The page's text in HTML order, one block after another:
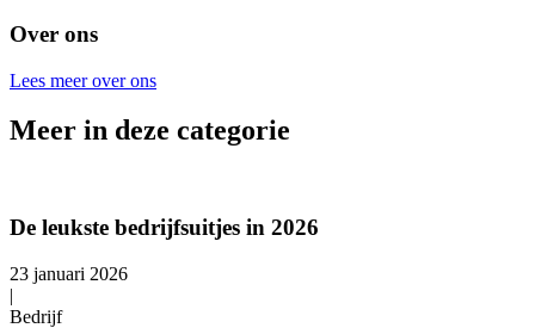
Over ons
Lees meer over ons
Meer in deze categorie
De leukste bedrijfsuitjes in 2026
23 januari 2026
|
Bedrijf